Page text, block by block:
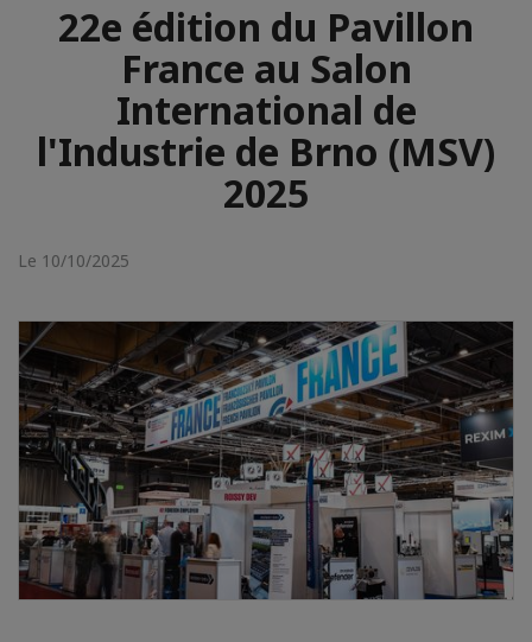
22e édition du Pavillon
France au Salon
International de
l'Industrie de Brno (MSV)
2025
Le 10/10/2025